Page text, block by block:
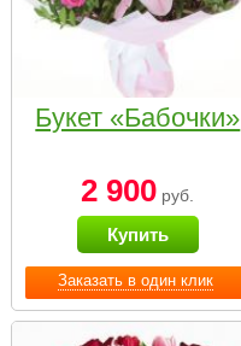
Заказать в один клик
Букет «Бабочки»
2 900 руб.
Купить